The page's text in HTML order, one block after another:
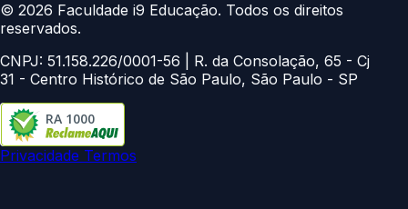
© 2026 Faculdade i9 Educação. Todos os direitos
reservados.
CNPJ: 51.158.226/0001-56 | R. da Consolação, 65 - Cj
31 - Centro Histórico de São Paulo, São Paulo - SP
RA 1000
Privacidade Termos